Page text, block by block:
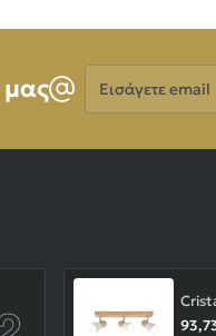
Εισάγετε
email